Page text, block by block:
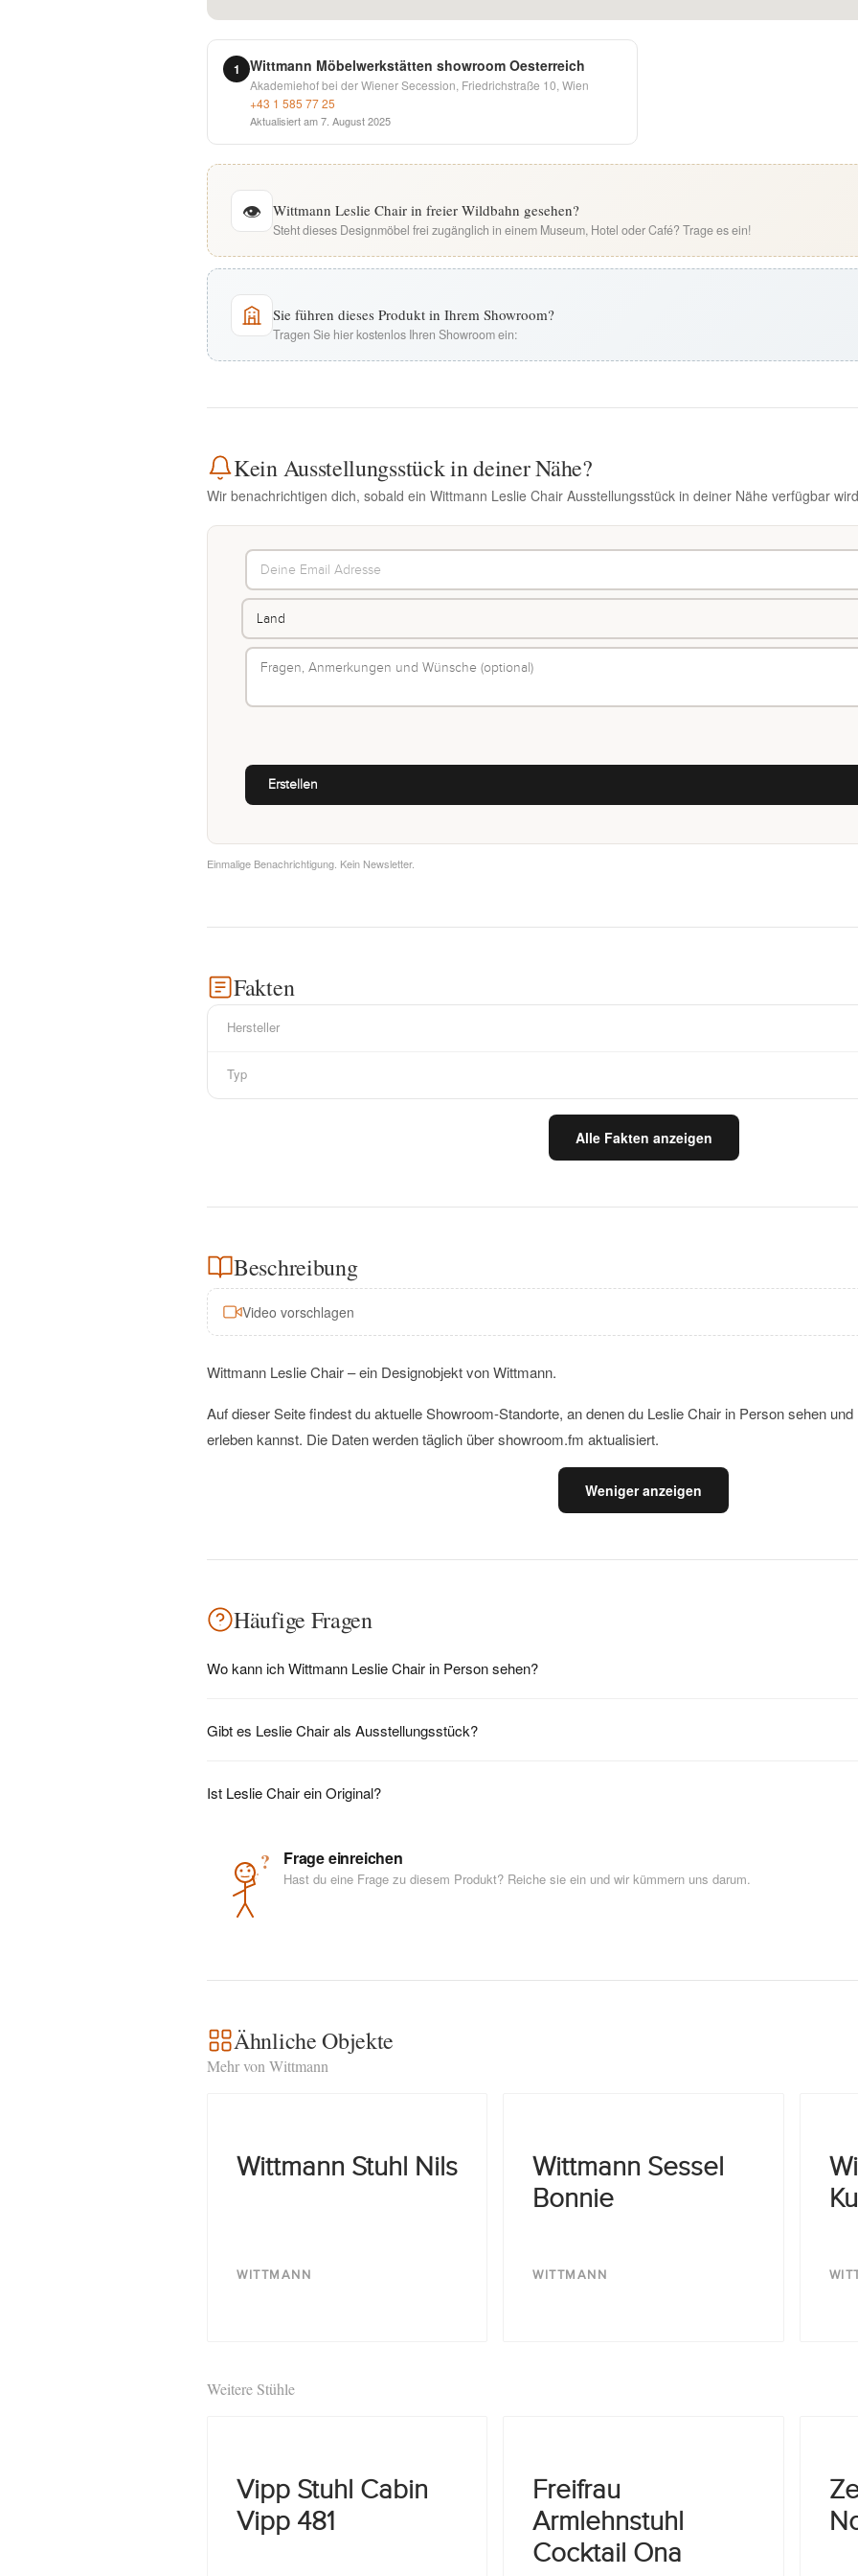
1 Wittmann Möbelwerkstätten showroom Oesterreich
Akademiehof bei der Wiener Secession, Friedrichstraße 10, Wien
+43 1 585 77 25
Aktualisiert am7. August 2025
👁 Wittmann Leslie Chair in freier Wildbahn gesehen?
Steht dieses Designmöbel frei zugänglich in einem Museum, Hotel oder Café? Trage es ein!
Sie führen dieses Produkt in Ihrem Showroom?
Tragen Sie hier kostenlos Ihren Showroom ein:
Kein Ausstellungsstück in deiner Nähe?
Wir benachrichtigen dich, sobald ein Wittmann Leslie Chair Ausstellungsstück in deiner Nähe verfügbar
Einmalige Benachrichtigung. Kein Newsletter.
Fakten
Hersteller
Typ
Alle Fakten anzeigen
Beschreibung
Video vorschlagen
Wittmann Leslie Chair – ein Designobjekt von Wittmann.
Auf dieser Seite findest du aktuelle Showroom-Standorte, an denen du Leslie Chair in Person sehen und
erleben kannst. Die Daten werden täglich über showroom.fm aktualisiert.
Weniger anzeigen
Häufige Fragen
Wo kann ich Wittmann Leslie Chair in Person sehen?
Gibt es Leslie Chair als Ausstellungsstück?
Ist Leslie Chair ein Original?
? Frage einreichen
Hast du eine Frage zu diesem Produkt? Reiche sie ein und wir kümmern uns darum.
Ähnliche Objekte
Mehr von Wittmann
Wittmann Stuhl Nils
WITTMANN
Wittmann Sessel
Bonnie
WITTMANN
Weitere Stühle
Vipp Stuhl Cabin
Vipp 481
Freifrau
Armlehnstuhl
Cocktail Ona